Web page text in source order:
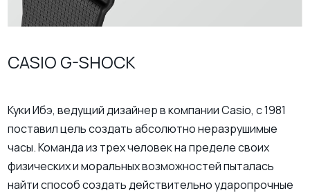
CASIO G-SHOCK
Куки Ибэ, ведущий дизайнер в компании Casio, с 1981
поставил цель создать абсолютно неразрушимые
часы. Команда из трех человек на пределе своих
физических и моральных возможностей пыталась
найти способ создать действительно ударопрочные